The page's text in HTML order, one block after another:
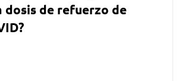
dosis de refuerzo de